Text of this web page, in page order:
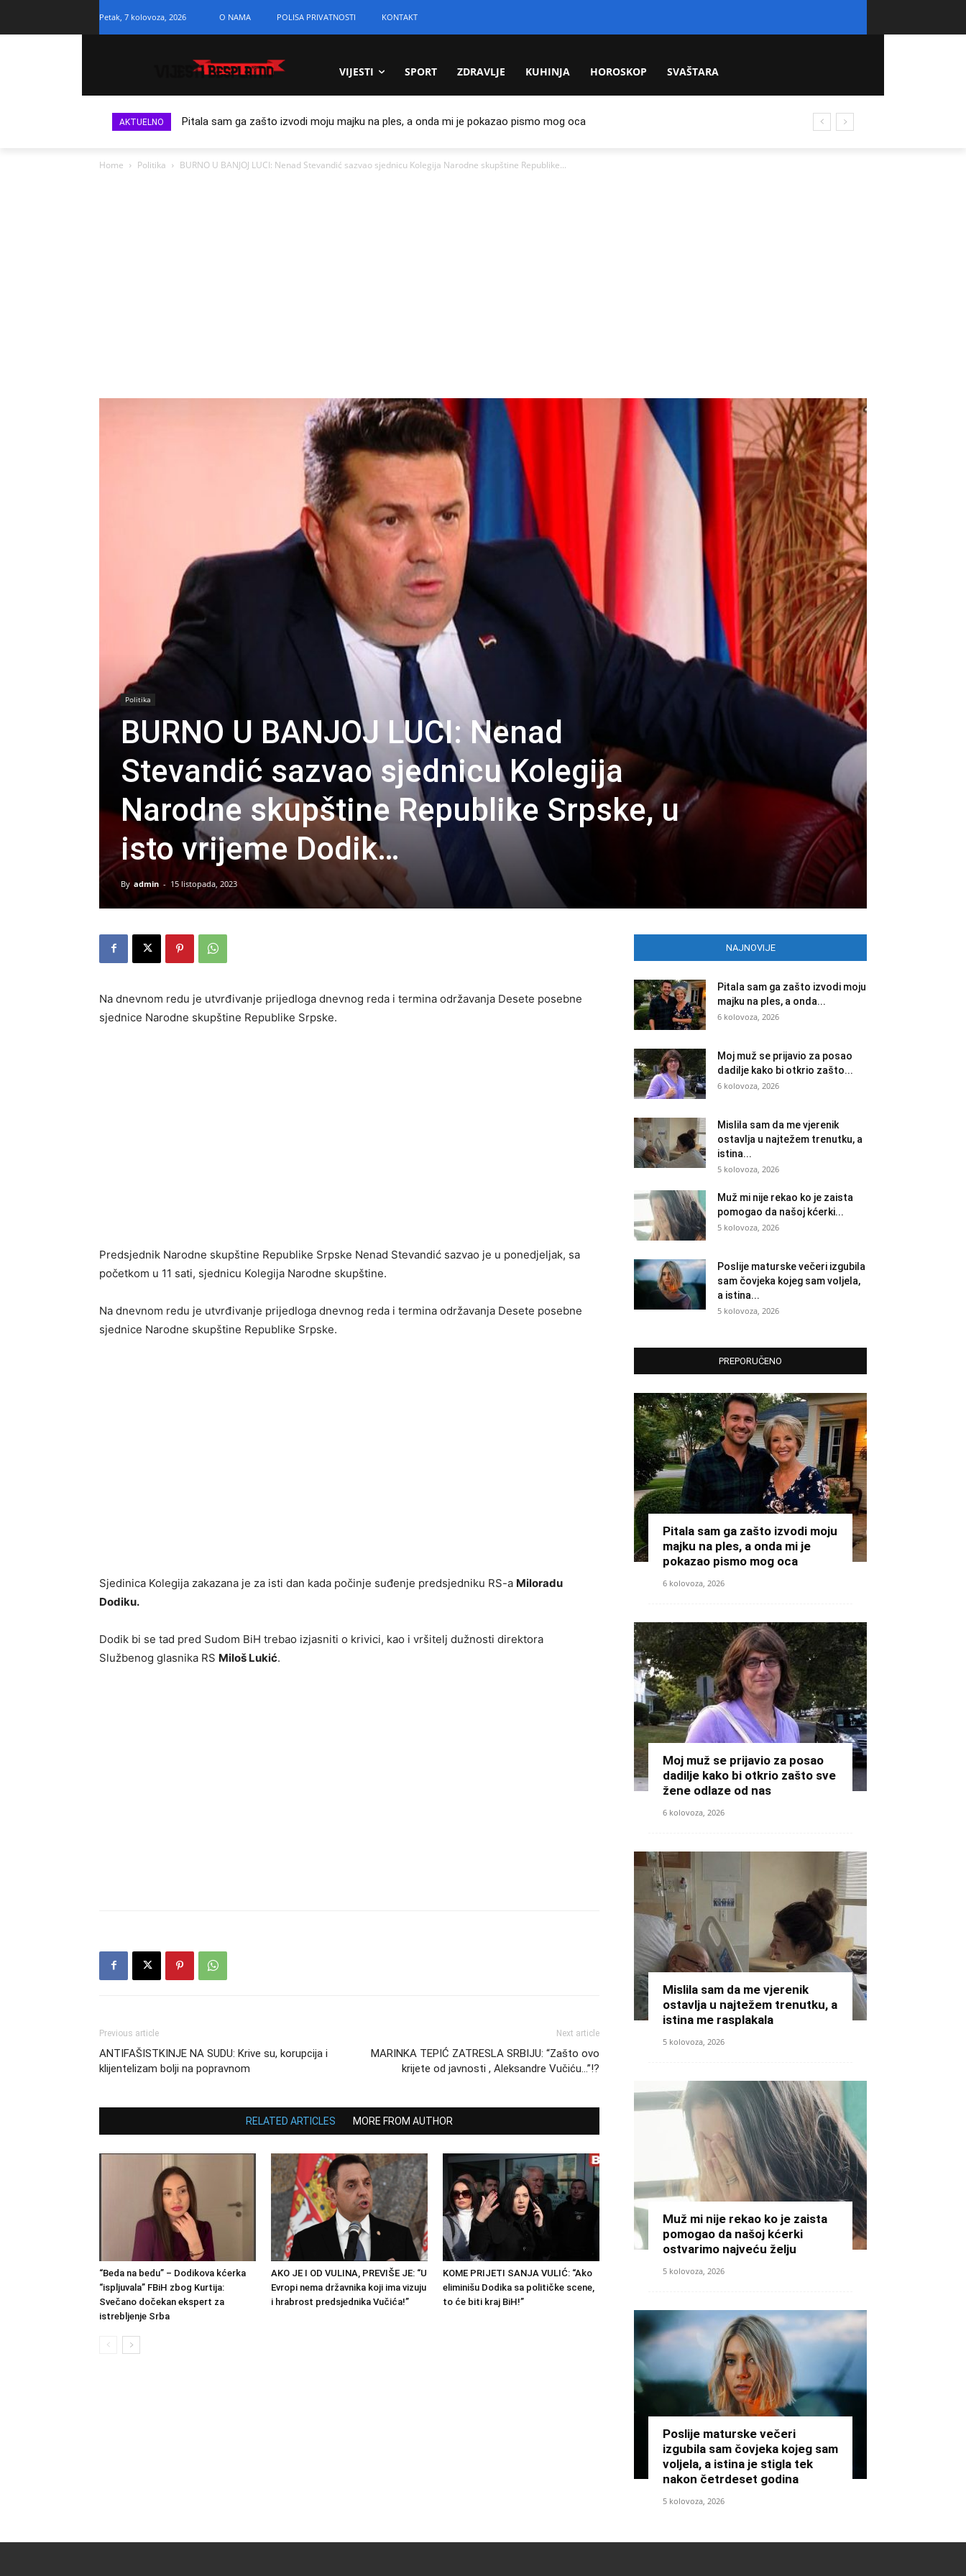
Petak, 7 kolovoza, 2026 O NAMA POLISA PRIVATNOSTI KONTAKT
VIJESTI SPORT ZDRAVLJE KUHINJA HOROSKOP SVAŠTARA
AKTUELNO Pitala sam ga zašto izvodi moju majku na ples, a onda mi je pokazao pismo mog oca
Home Politika BURNO U BANJOJ LUCI: Nenad Stevandić sazvao sjednicu Kolegija Narodne skupštine Republike...
Politika
BURNO U BANJOJ LUCI: Nenad
Stevandić sazvao sjednicu Kolegija
Narodne skupštine Republike Srpske, u
isto vrijeme Dodik…
By admin - 15 listopada, 2023
Na dnevnom redu je utvrđivanje prijedloga dnevnog reda i termina održavanja Desete posebne
sjednice Narodne skupštine Republike Srpske.
Predsjednik Narodne skupštine Republike Srpske Nenad Stevandić sazvao je u ponedjeljak, sa
početkom u 11 sati, sjednicu Kolegija Narodne skupštine.
Na dnevnom redu je utvrđivanje prijedloga dnevnog reda i termina održavanja Desete posebne
sjednice Narodne skupštine Republike Srpske.
Sjedinica Kolegija zakazana je za isti dan kada počinje suđenje predsjedniku RS-a Miloradu
Dodiku.
Dodik bi se tad pred Sudom BiH trebao izjasniti o krivici, kao i vršitelj dužnosti direktora
Službenog glasnika RS Miloš Lukić.
Previous article
ANTIFAŠISTKINJE NA SUDU: Krive su, korupcija i
klijentelizam bolji na popravnom
Next article
MARINKA TEPIĆ ZATRESLA SRBIJU: “Zašto ovo
krijete od javnosti , Aleksandre Vučiću…”!?
RELATED ARTICLES MORE FROM AUTHOR
“Beda na bedu” – Dodikova kćerka
“ispljuvala” FBiH zbog Kurtija:
Svečano dočekan ekspert za
istrebljenje Srba
AKO JE I OD VULINA, PREVIŠE JE: “U
Evropi nema državnika koji ima vizuju
i hrabrost predsjednika Vučića!”
KOME PRIJETI SANJA VULIĆ: “Ako
eliminišu Dodika sa političke scene,
to će biti kraj BiH!”
NAJNOVIJE
Pitala sam ga zašto izvodi moju
majku na ples, a onda...
6 kolovoza, 2026
Moj muž se prijavio za posao
dadilje kako bi otkrio zašto...
6 kolovoza, 2026
Mislila sam da me vjerenik
ostavlja u najtežem trenutku, a
istina...
5 kolovoza, 2026
Muž mi nije rekao ko je zaista
pomogao da našoj kćerki...
5 kolovoza, 2026
Poslije maturske večeri izgubila
sam čovjeka kojeg sam voljela,
a istina...
5 kolovoza, 2026
PREPORUČENO
Pitala sam ga zašto izvodi moju
majku na ples, a onda mi je
pokazao pismo mog oca
6 kolovoza, 2026
Moj muž se prijavio za posao
dadilje kako bi otkrio zašto sve
žene odlaze od nas
6 kolovoza, 2026
Mislila sam da me vjerenik
ostavlja u najtežem trenutku, a
istina me rasplakala
5 kolovoza, 2026
Muž mi nije rekao ko je zaista
pomogao da našoj kćerki
ostvarimo najveću želju
5 kolovoza, 2026
Poslije maturske večeri
izgubila sam čovjeka kojeg sam
voljela, a istina je stigla tek
nakon četrdeset godina
5 kolovoza, 2026